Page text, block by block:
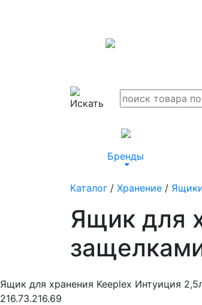
Бренды
Каталог / Хранение /
Ящик для
Ящик для хранения Keeplex Интуиция
216.73.216.69